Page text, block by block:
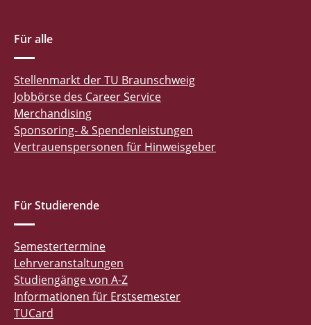
Für alle
Stellenmarkt der TU Braunschweig
Jobbörse des Career Service
Merchandising
Sponsoring- & Spendenleistungen
Vertrauenspersonen für Hinweisgeber
Für Studierende
Semestertermine
Lehrveranstaltungen
Studiengänge von A-Z
Informationen für Erstsemester
TUCard